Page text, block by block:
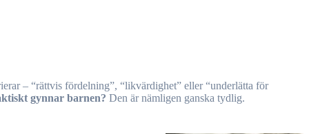
gynnar barnen? Den är nämligen ganska tydlig.